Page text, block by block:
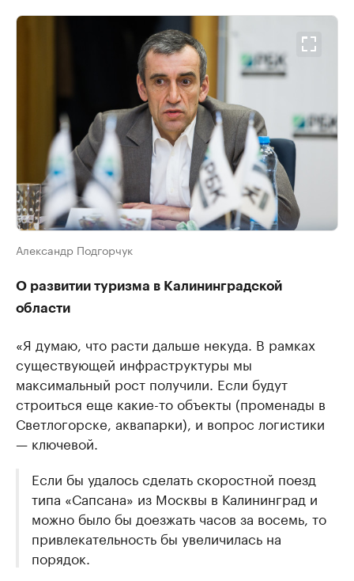
Александр Подгорчук
О развитии туризма в Калининградской
области
«Я думаю, что расти дальше некуда. В рамках
существующей инфраструктуры мы
максимальный рост получили. Если будут
строиться еще какие-то объекты (променады в
Светлогорске, аквапарки), и вопрос логистики
— ключевой.
Если бы удалось сделать скоростной поезд
типа «Сапсана» из Москвы в Калининград и
можно было бы доезжать часов за восемь, то
привлекательность бы увеличилась на
порядок.